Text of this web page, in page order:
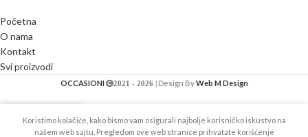
Početna
O nama
Kontakt
Svi proizvodi
OCCASIONI 2021 - 2026 |Design ByWeb M Design
Lista željaKorpaMoj Nalog
Koristimo kolačiće, kako bismo vam osigurali najbolje korisničko iskustvo na
našem web sajtu. Pregledom ove web stranice prihvatate korišćenje